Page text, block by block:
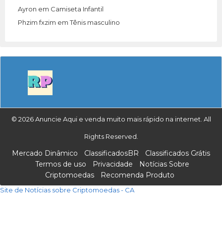
Ayron em Camiseta Infantil
Phzim fxzim emTênis masculino
© 2026 Anuncie Aqui e venda muito mais rápido na internet. All
Rights Reserved.
Mercado Dinâmico ClassificadosBR
Classificados Grátis
Termos de uso
Privacidade
Notícias Sobre
Criptomoedas
Recomenda Produto
Site de Notícias sobre Criptomoedas - CA